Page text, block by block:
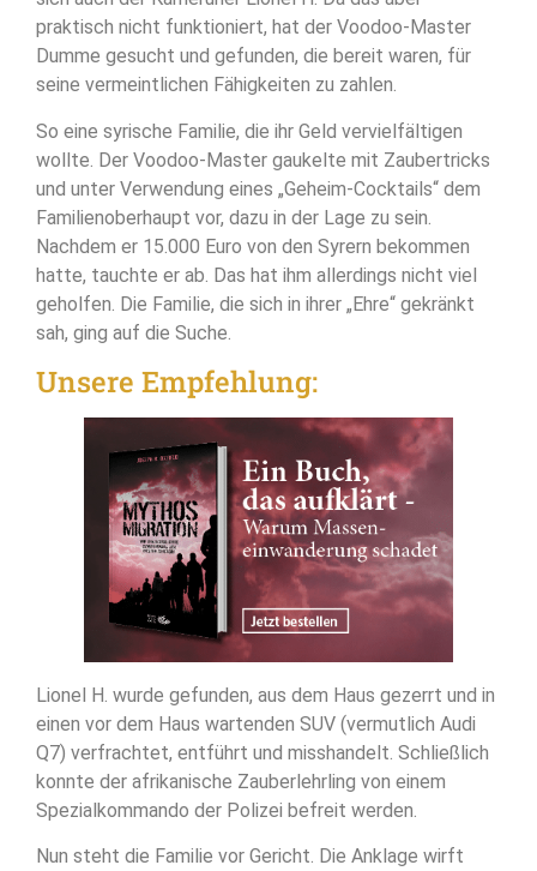
praktisch nicht funktioniert, hat der Voodoo-Master
Dumme gesucht und gefunden, die bereit waren, für
seine vermeintlichen Fähigkeiten zu zahlen.
So eine syrische Familie, die ihr Geld vervielfältigen
wollte. Der Voodoo-Master gaukelte mit Zaubertricks
und unter Verwendung eines „Geheim-Cocktails“ dem
Familienoberhaupt vor, dazu in der Lage zu sein.
Nachdem er 15.000 Euro von den Syrern bekommen
hatte, tauchte er ab. Das hat ihm allerdings nicht viel
geholfen. Die Familie, die sich in ihrer „Ehre“ gekränkt
sah, ging auf die Suche.
Unsere Empfehlung:
Lionel H. wurde gefunden, aus dem Haus gezerrt und in
einen vor dem Haus wartenden SUV (vermutlich Audi
Q7) verfrachtet, entführt und misshandelt. Schließlich
konnte der afrikanische Zauberlehrling von einem
Spezialkommando der Polizei befreit werden.
Nun steht die Familie vor Gericht. Die Anklage wirft